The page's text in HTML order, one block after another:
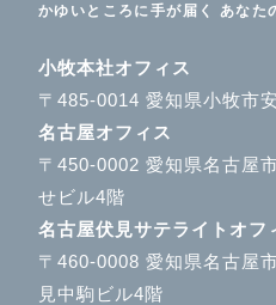
かゆいところに手が届く あなた
小牧本社オフィス
〒485-0014 愛知県小牧市
名古屋オフィス
〒450-0002 愛知県名古屋
せビル4階
名古屋伏見サテライトオフ
〒460-0008 愛知県名古屋
見中駒ビル4階